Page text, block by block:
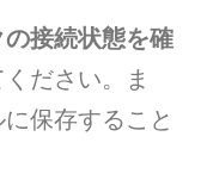
接続状態を確
ださい。ま
保存すること